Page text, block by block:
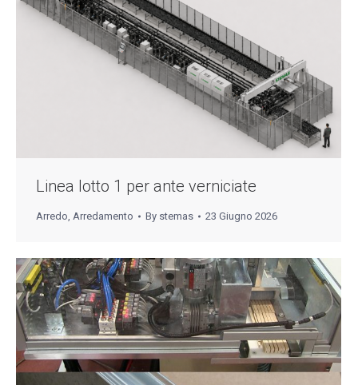
Linea lotto 1 per ante verniciate
Arredo, Arredamento By stemas 23 Giugno 2026